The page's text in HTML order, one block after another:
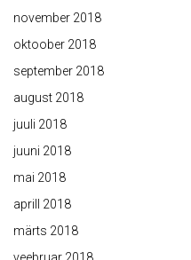
november 2018
oktoober 2018
september 2018
august 2018
juuli 2018
juuni 2018
mai 2018
aprill 2018
märts 2018